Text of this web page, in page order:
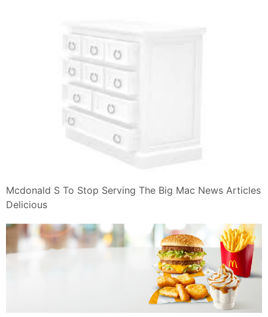
Mcdonald S To Stop Serving The Big Mac News Articles
Delicious